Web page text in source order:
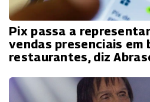
Pix passa a
vendas presenciais em
restaurantes, diz